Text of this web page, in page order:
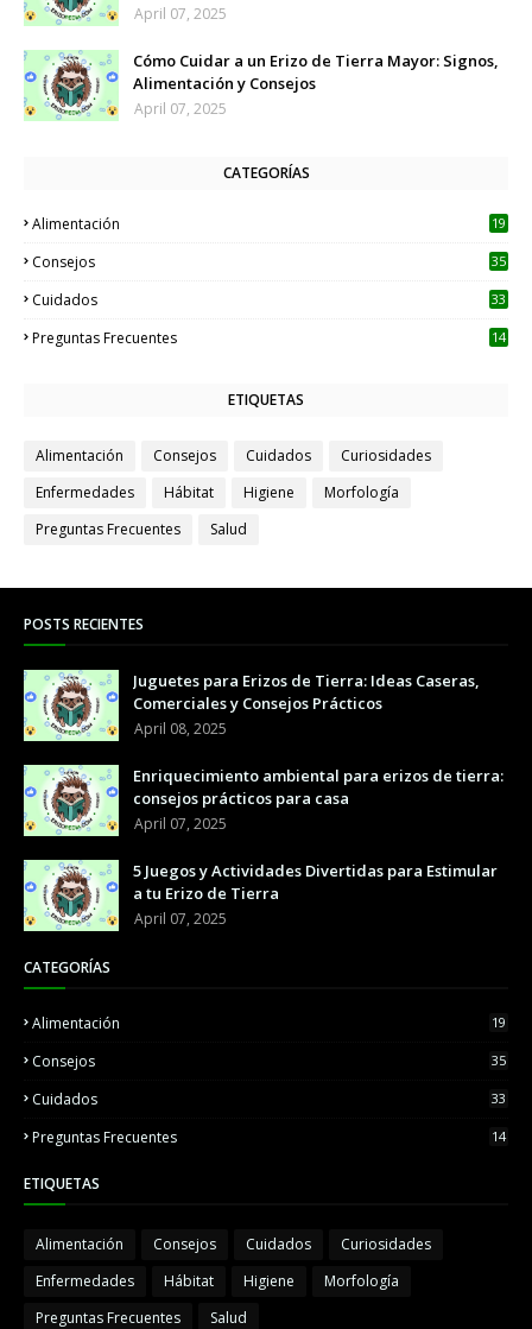
April 07, 2025
Cómo Cuidar a un Erizo de Tierra Mayor: Signos,
Alimentación y Consejos
April 07, 2025
CATEGORÍAS
Alimentación 19
Consejos 35
Cuidados 33
Preguntas Frecuentes 14
ETIQUETAS
Alimentación Consejos Cuidados
Curiosidades
Enfermedades
Hábitat Higiene
Morfología
Preguntas Frecuentes
Salud
POSTS RECIENTES
Juguetes para Erizos de Tierra: Ideas Caseras,
Comerciales y Consejos Prácticos
April 08, 2025
Enriquecimiento ambiental para erizos de tierra:
consejos prácticos para casa
April 07, 2025
5 Juegos y Actividades Divertidas para Estimular
a tu Erizo de Tierra
April 07, 2025
CATEGORÍAS
Alimentación 19
Consejos 35
Cuidados 33
Preguntas Frecuentes 14
ETIQUETAS
Alimentación Consejos Cuidados
Curiosidades
Enfermedades
Hábitat Higiene
Morfología
Preguntas Frecuentes
Salud